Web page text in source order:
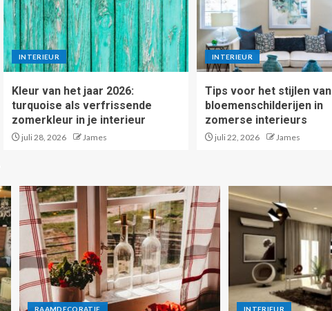
INTERIEUR
Kleur van het jaar 2026:
turquoise als verfrissende
zomerkleur in je interieur
juli 28, 2026 James
INTERIEUR
Tips voor het stijlen van
bloemenschilderijen in
zomerse interieurs
juli 22, 2026 James
RAAMDECORATIE INTERIEUR